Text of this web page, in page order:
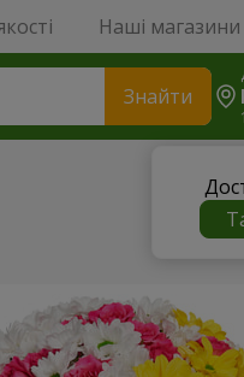
Наші магазини
Знайти